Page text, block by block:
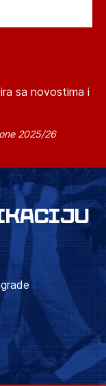
sa novostima i
2025/26